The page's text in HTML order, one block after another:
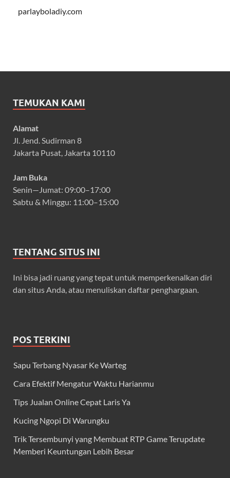
parlayboladiy.com
TEMUKAN KAMI
Alamat
Jl. Jend. Sudirman 8
Jakarta Pusat, Jakarta 10110
Jam Buka
Senin—Jumat: 09:00–17:00
Sabtu & Minggu: 11:00–15:00
TENTANG SITUS INI
Ini bisa jadi ruang yang tepat untuk memperkenalkan diri
dan situs Anda, atau menuliskan daftar penghargaan.
POS TERKINI
Sapu Terbang Nyasar Ke Warteg
Cara Efektif Mengatur Waktu Harianmu
Tips Jualan Online Cepat Laris Ya
Kucing Ngopi Di Warungku
Trik Tersembunyi yang Membuat RTP Game Terupdate
Memberi Keuntungan Lebih Besar